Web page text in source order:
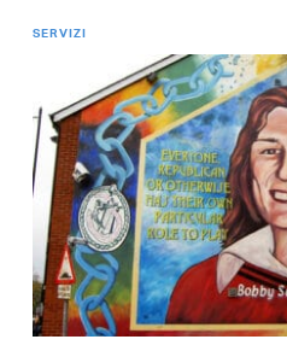
SERVIZI